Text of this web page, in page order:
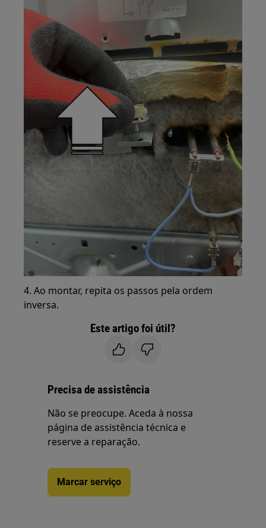
4. Ao montar, repita os passos pela ordem
inversa.
Este artigo foi útil?
Precisa de assistência
Não se preocupe. Aceda à nossa
página de assistência técnica e
reserve a reparação.
Marcar serviço